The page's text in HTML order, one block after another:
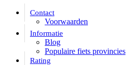
Skip
Contact
Voorwaarden
Informatie
Blog
Populaire fiets provincies
Rating